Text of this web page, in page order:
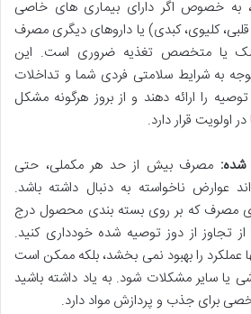
خصوص اگر دارای بیماری های خاصی
کلیوی، کبدی) یا داروهای دیگری مصرف
یا متخصص تغذیه ضروری است. این
به شرایط سلامتی فردی شما و تداخلات
توصیه را ارائه دهند و از بروز هرگونه مشکل
اولویت قرار دارد.
شده: مصرف بیش از حد هر مکملی، حتی
عوارض ناخواسته به دنبال داشته باشد.
مصرف که بر روی بسته بندی محصول درج
تجاوز از دوز توصیه شده خودداری کنید.
عملکرد را بهبود نمی بخشد، بلکه ممکن است
یا سایر مشکلات شود. به یاد داشته باشید
برای جذب و پردازش مواد دارد.